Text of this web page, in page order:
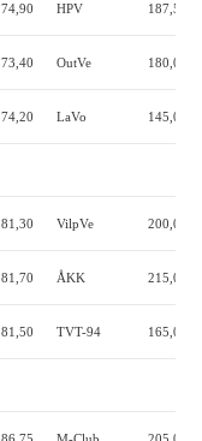
74,90 HPV 187,5
73,40 OutVe 180,0
74,20 LaVo 145,0
81,30 VilpVe 200,0
81,70 ÅKK 215,0
81,50 TVT-94 165,0